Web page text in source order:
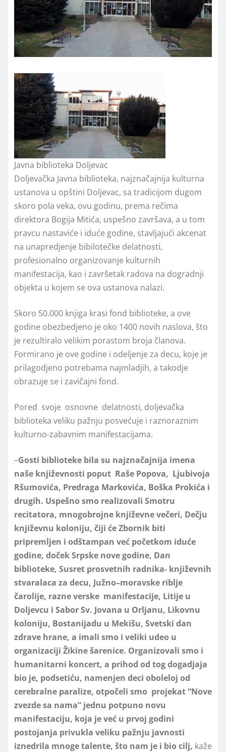
Javna biblioteka Doljevac
Doljevačka Javna biblioteka, najznačajnija kulturna
ustanova u opštini Doljevac, sa tradicijom dugom
skoro pola veka, ovu godinu, prema rečima
direktora Bogija Mitića, uspešno završava, a u tom
pravcu nastaviće i iduće godine, stavljajući akcenat
na unapredjenje bibilotečke delatnosti,
profesionalno organizovanje kulturnih
manifestacija, kao i završetak radova na dogradnji
objekta u kojem se ova ustanova nalazi.
Skoro 50.000 knjiga krasi fond biblioteke, a ove
godine obezbedjeno je oko 1400 novih naslova, što
je rezultiralo velikim porastom broja članova.
Formirano je ove godine i odeljenje za decu, koje je
prilagodjeno potrebama najmladjih, a takodje
obrazuje se i zavičajni fond.
Pored svoje osnovne delatnosti, doljevačka
biblioteka veliku pažnju posvećuje i raznoraznim
kulturno-zabavnim manifestacijama.
–Gosti biblioteke bila su najznačajnija imena
naše književnosti poput Raše Popova, Ljubivoja
Ršumovića, Predraga Markovića, Boška Prokića i
drugih. Uspešno smo realizovali Smotru
recitatora, mnogobrojne književne večeri, Dečju
književnu koloniju, čiji će Zbornik biti
pripremljen i odštampan već početkom iduće
godine, doček Srpske nove godine, Dan
biblioteke, Susret prosvetnih radnika- književnih
stvaralaca za decu, Južno–moravske riblјe
čarolije, razne verske manifestacije, Litije u
Dolјevcu i Sabor Sv. Jovana u Orlјanu, Likovnu
koloniju, Bostanijadu u Mekišu, Svetski dan
zdrave hrane, a imali smo i veliki udeo u
organizaciji Žikine šarenice. Organizovali smo i
humanitarni koncert, a prihod od tog dogadjaja
bio je, podsetiću, namenjen deci oboleloj od
cerebralne paralize, otpočeli smo projekat “Nove
zvezde sa nama” jednu potpuno novu
manifestaciju, koja je već u prvoj godini
postojanja privukla veliku pažnju javnosti
iznedrila mnoge talente, što nam je i bio cilj, kaže